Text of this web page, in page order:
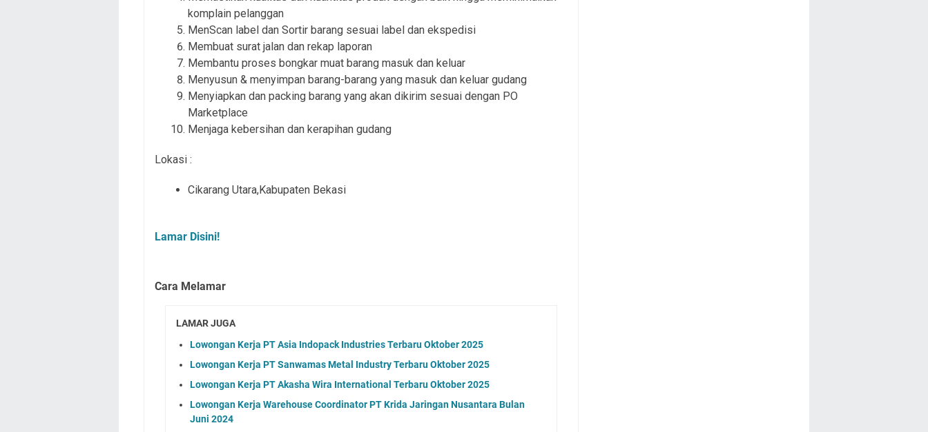
komplain pelanggan
MenScan label dan Sortir barang sesuai label dan ekspedisi
Membuat surat jalan dan rekap laporan
Membantu proses bongkar muat barang masuk dan keluar
Menyusun & menyimpan barang-barang yang masuk dan keluar gudang
Menyiapkan dan packing barang yang akan dikirim sesuai dengan PO
Marketplace
Menjaga kebersihan dan kerapihan gudang
Lokasi :
Cikarang Utara,Kabupaten Bekasi
Lamar Disini!
Cara Melamar
LAMAR JUGA
Lowongan Kerja PT Asia Indopack Industries Terbaru Oktober 2025
Lowongan Kerja PT Sanwamas Metal Industry Terbaru Oktober 2025
Lowongan Kerja PT Akasha Wira International Terbaru Oktober 2025
Lowongan Kerja Warehouse Coordinator PT Krida Jaringan Nusantara Bulan
Juni 2024